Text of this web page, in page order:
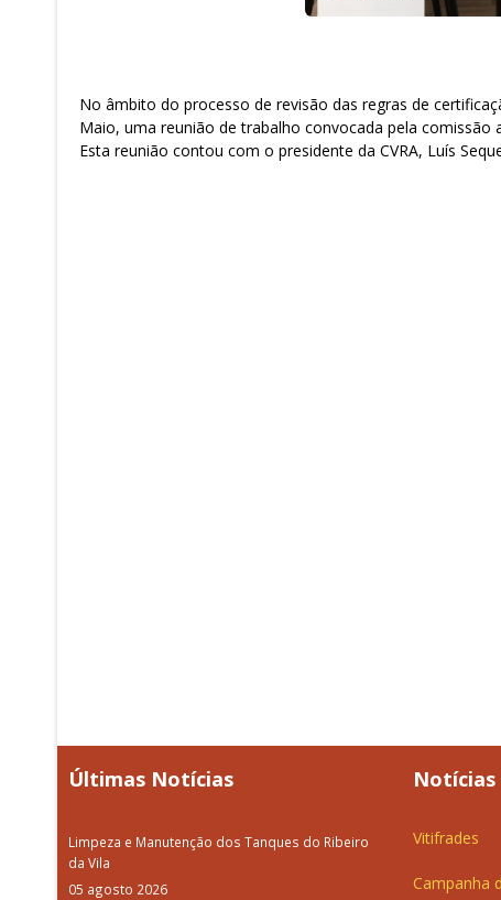
No âmbito do processo de revisão das regras de
Maio, uma reunião de trabalho convocada pela comissão
Esta reunião contou com o presidente da CVRA, Luís
Últimas Notícias
Limpeza e Manutenção dos Tanques do Ribeiro
da Vila
05 agosto 2026
Notícias
Vitifrades
Campanha